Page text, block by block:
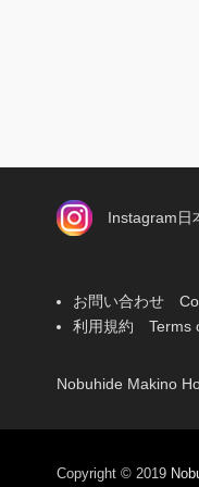
Instagram日
お問い合わせ
利用規約 Terms
Nobuhide Makino
Copyright © 2019